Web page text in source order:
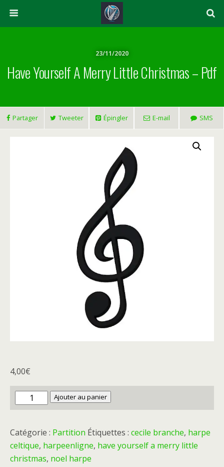
23/11/2020
Have Yourself A Merry Little Christmas – Pdf
Partager Tweeter Épingler E-mail SMS
4,00€
quantité
de
yourself
a
merry
Ajouter au panier
Catégorie : Partition Étiquettes : cecile branche, harpe
celtique, harpeenligne, have yourself a merry little
christmas, noel harpe